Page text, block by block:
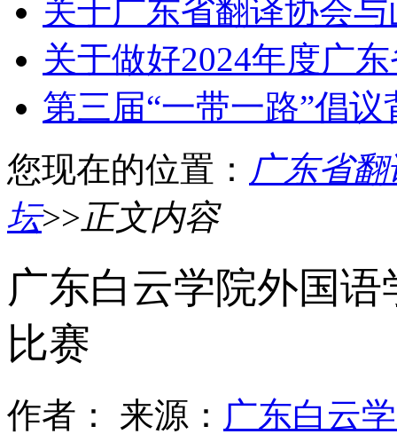
关于广东省翻译协会
关于做好2024年度广
第三届“一带一路”倡
您现在的位置： 广东省
坛>>正文内容
广东白云学院外国
比赛
作者： 来源： 广东白云